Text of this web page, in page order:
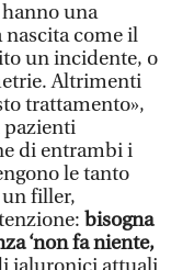
hanno una
come il
un incidente, o
Altrimenti
trattamento»,
pazienti
di entrambi i
le tanto
un filler,
bisogna
‘non fa niente,